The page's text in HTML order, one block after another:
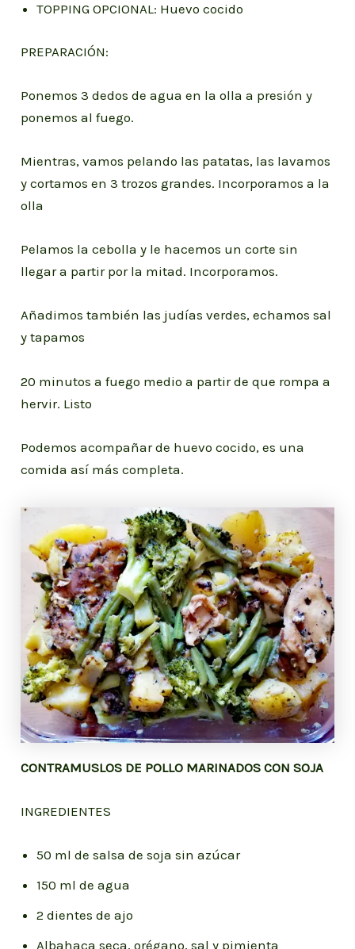
TOPPING OPCIONAL: Huevo cocido
PREPARACIÓN:
Ponemos 3 dedos de agua en la olla a presión y
ponemos al fuego.
Mientras, vamos pelando las patatas, las lavamos
y cortamos en 3 trozos grandes. Incorporamos a la
olla
Pelamos la cebolla y le hacemos un corte sin
llegar a partir por la mitad. Incorporamos.
Añadimos también las judías verdes, echamos sal
y tapamos
20 minutos a fuego medio a partir de que rompa a
hervir. Listo
Podemos acompañar de huevo cocido, es una
comida así más completa.
CONTRAMUSLOS DE POLLO MARINADOS CON SOJA
INGREDIENTES
50 ml de salsa de soja sin azúcar
150 ml de agua
2 dientes de ajo
Albahaca seca, orégano, sal y pimienta